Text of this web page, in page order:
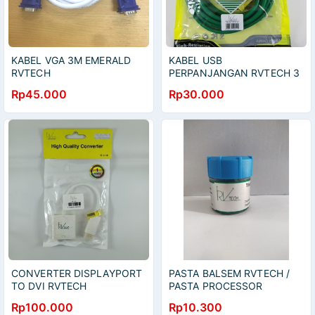
KABEL VGA 3M EMERALD
RVTECH
Rp45.000
KABEL USB
PERPANJANGAN RVTECH 3
Rp30.000
CONVERTER DISPLAYPORT
TO DVI RVTECH
Rp100.000
PASTA BALSEM RVTECH /
PASTA PROCESSOR
Rp10.300